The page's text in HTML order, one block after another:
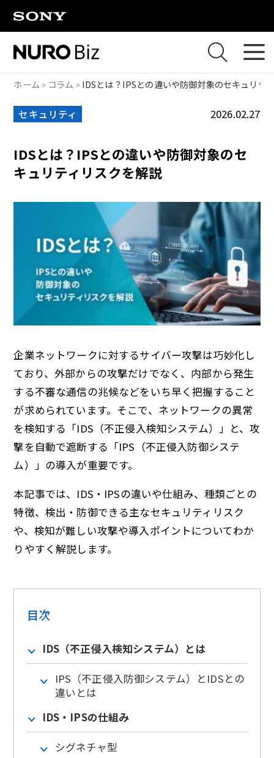
ホーム コラム IDSとは？IPSとの違いや防御対象のセキュリテ
セキュリティ 2026.02.27
IDSとは？IPSとの違いや防御対象のセ
キュリティリスクを解説
企業ネットワークに対するサイバー攻撃は巧妙化し
ており、外部からの攻撃だけでなく、内部から発生
する不審な通信の兆候などをいち早く把握すること
が求められています。そこで、ネットワークの異常
を検知する「IDS（不正侵入検知システム）」と、攻
撃を自動で遮断する「IPS（不正侵入防御システ
ム）」の導入が重要です。
本記事では、IDS・IPSの違いや仕組み、種類ごとの
特徴、検出・防御できる主なセキュリティリスク
や、検知が難しい攻撃や導入ポイントについてわか
りやすく解説します。
目次
IDS（不正侵入検知システム）とは
IPS（不正侵入防御システム）とIDSとの
違いとは
IDS・IPSの仕組み
シグネチャ型